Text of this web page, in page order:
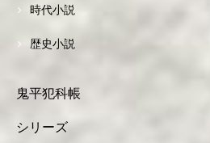
時代小説
歴史小説
鬼平犯科帳
シリーズ